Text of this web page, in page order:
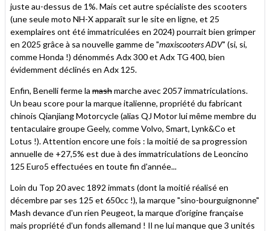
juste au-dessus de 1%. Mais cet autre spécialiste des scooters
(une seule moto NH-X apparaît sur le site en ligne, et 25
exemplaires ont été immatriculées en 2024) pourrait bien grimper
en 2025 grâce à sa nouvelle gamme de "maxiscooters ADV" (si, si,
comme Honda !) dénommés Adx 300 et Adx TG 400, bien
évidemment déclinés en Adx 125.
Enfin, Benelli ferme la mashmarche avec 2057 immatriculations.
Un beau score pour la marque italienne, propriété du fabricant
chinois Qianjiang Motorcycle (alias QJ Motor lui même membre du
tentaculaire groupe Geely, comme Volvo, Smart, Lynk&Co et
Lotus !). Attention encore une fois : la moitié de sa progression
annuelle de +27,5% est due à des immatriculations de Leoncino
125 Euro5 effectuées en toute fin d'année...
Loin du Top 20 avec 1892 immats (dont la moitié réalisé en
décembre par ses 125 et 650cc !), la marque "sino-bourguignonne"
Mash devance d'un rien Peugeot, la marque d'origine française
mais propriété d'un fonds allemand ! Il ne lui manque que 3 unités